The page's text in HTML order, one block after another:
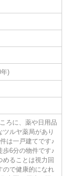
)
ろに、薬や日用品
ツルヤ薬局があり
は一戸建てです♪
歩6分の物件です♪
めることは視力回
ので健康的になれ